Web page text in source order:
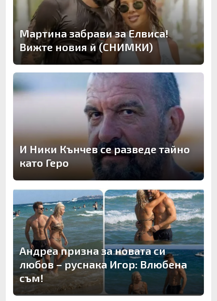
Мартина забрави за Елвиса!
Вижте новия й (СНИМКИ)
И Ники Кънчев се разведе тайно
като Геро
Андреа призна за новата си
любов – руснака Игор: Влюбена
съм!